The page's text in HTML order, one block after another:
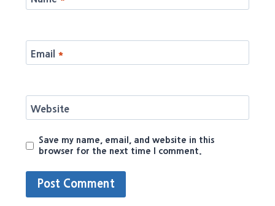
Email *
Website
Save my name, email, and website in this
browser for the next time I comment.